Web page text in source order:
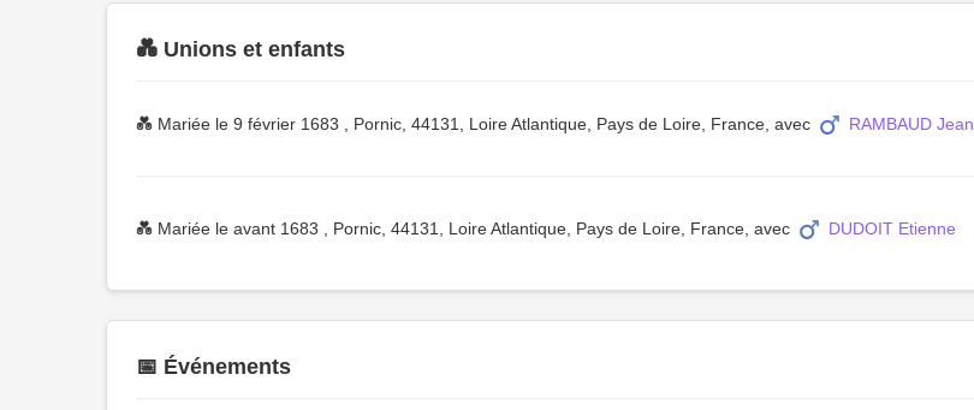
💑 Unions et enfants
💑 Mariée le 9 février 1683 , Pornic, 44131, Loire Atlantique, Pays de Loire, France, avec RAMBAUD Jean
💑 Mariée le avant 1683 , Pornic, 44131, Loire Atlantique, Pays de Loire, France, avec DUDOIT Etienne
📅 Événements